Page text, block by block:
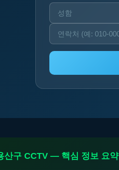
산구 CCTV — 핵심 정보 요약